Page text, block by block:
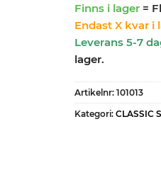
Finns i lager =
Endast X kvar i
Leverans 5-7
lager.
Artikelnr: 101013
Kategori: CLASSIC